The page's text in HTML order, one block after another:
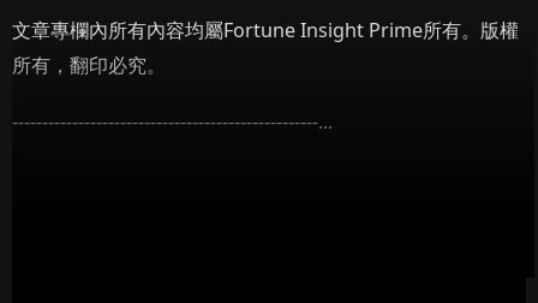
文章專欄內所有內容均屬Fortune Insight Prime所有。版權
所有，翻印必究。
---------------------------------------------------...